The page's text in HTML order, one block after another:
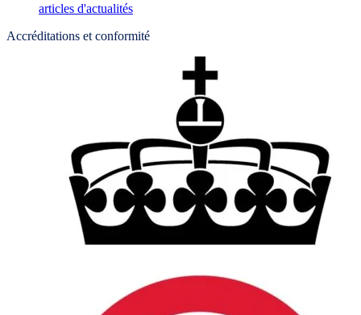
articles d'actualités
Accréditations et conformité